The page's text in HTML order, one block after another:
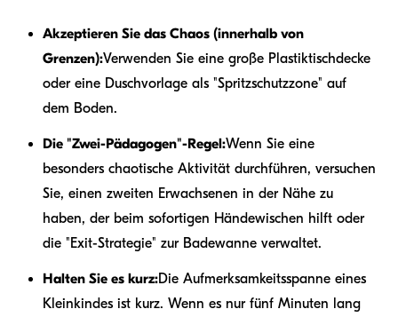
Akzeptieren Sie das Chaos (innerhalb von
Grenzen):Verwenden Sie eine große Plastiktischdecke
oder eine Duschvorlage als "Spritzschutzzone" auf
dem Boden.
Die "Zwei-Pädagogen"-Regel:Wenn Sie eine
besonders chaotische Aktivität durchführen, versuchen
Sie, einen zweiten Erwachsenen in der Nähe zu
haben, der beim sofortigen Händewischen hilft oder
die "Exit-Strategie" zur Badewanne verwaltet.
Halten Sie es kurz:Die Aufmerksamkeitsspanne eines
Kleinkindes ist kurz. Wenn es nur fünf Minuten lang